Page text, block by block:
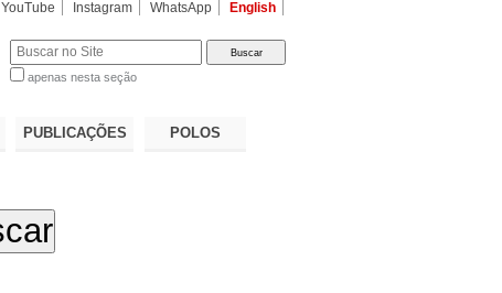
YouTube Instagram WhatsApp English
apenas nesta seção
PUBLICAÇÕES POLOS